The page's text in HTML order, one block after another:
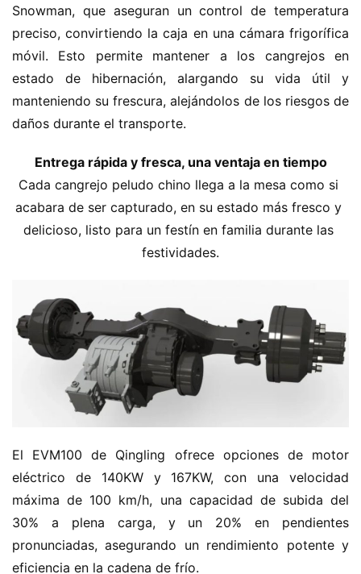
m
i
n
c
h
i
n
Snowman, que aseguran un control de temperatura
preciso, convirtiendo la caja en una cámara frigorífica
móvil. Esto permite mantener a los cangrejos en
estado de hibernación, alargando su vida útil y
manteniendo su frescura, alejándolos de los riesgos de
daños durante el transporte.
Entrega rápida y fresca, una ventaja en tiempo
Cada cangrejo peludo chino llega a la mesa como si
acabara de ser capturado, en su estado más fresco y
delicioso, listo para un festín en familia durante las
festividades.
El EVM100 de Qingling ofrece opciones de motor
eléctrico de 140KW y 167KW, con una velocidad
máxima de 100 km/h, una capacidad de subida del
30% a plena carga, y un 20% en pendientes
pronunciadas, asegurando un rendimiento potente y
eficiencia en la cadena de frío.